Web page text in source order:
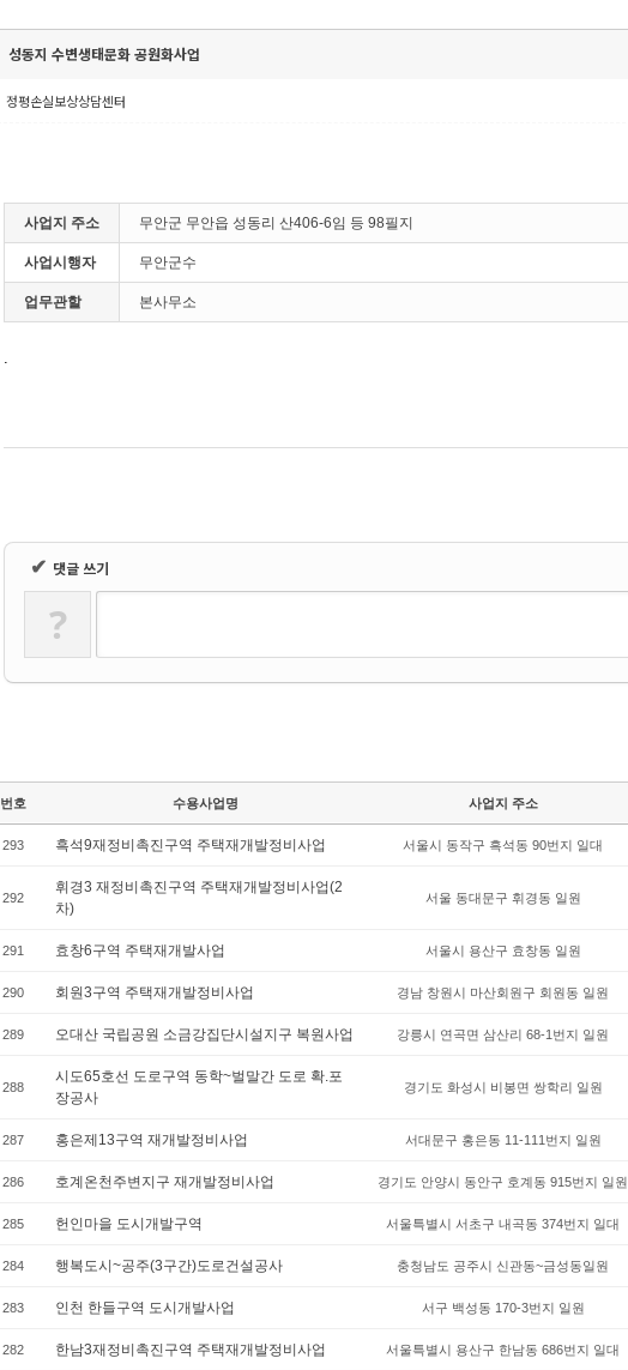
성동지 수변생태문화 공원화사업
정평손실보상상담센터
사업지 주소 무안군 무안읍 성동리 산406-6임 등 98필지
사업시행자 무안군수
업무관할 본사무소
.
✔ 댓글 쓰기
?
번호 수용사업명 사업지 주소
293 흑석9재정비촉진구역 주택재개발정비사업 서울시 동작구 흑석동 90번지 일대
292
휘경3 재정비촉진구역 주택재개발정비사업(2
차)
서울 동대문구 휘경동 일원
291 효창6구역 주택재개발사업 서울시 용산구 효창동 일원
290 회원3구역 주택재개발정비사업 경남 창원시 마산회원구 회원동 일원
289 오대산 국립공원 소금강집단시설지구 복원사업 강릉시 연곡면 삼산리 68-1번지 일원
288
시도65호선 도로구역 동학~벌말간 도로 확.포
장공사
경기도 화성시 비봉면 쌍학리 일원
287 홍은제13구역 재개발정비사업 서대문구 홍은동 11-111번지 일원
286 호계온천주변지구 재개발정비사업 경기도 안양시 동안구 호계동 915번지 일원
285 헌인마을 도시개발구역 서울특별시 서초구 내곡동 374번지 일대
284 행복도시~공주(3구간)도로건설공사 충청남도 공주시 신관동~금성동일원
283 인천 한들구역 도시개발사업 서구 백성동 170-3번지 일원
282 한남3재정비촉진구역 주택재개발정비사업 서울특별시 용산구 한남동 686번지 일대